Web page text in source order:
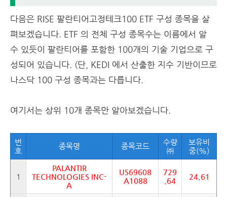
다음은 RISE 팔란티어고정테크100 ETF 구성 종목을 살
펴보겠습니다. ETF 의 전체 구성 종목수는 이름에서 알
수 있듯이 팔란티어를 포함한 100개의 기술 기업으로 구
성되어 있습니다. (단, KEDI 에서 산출한 지수 기반이므로
나스닥 100 구성 종목과는 다릅니다.
여기서는 상위 10개 종목만 알아보겠습니다.
번
호
종목명 종목코드
수량
㈜
보유비
중(%)
1
PALANTIR
TECHNOLOGIES INC-
A
US69608
A1088
729
.64
24.61